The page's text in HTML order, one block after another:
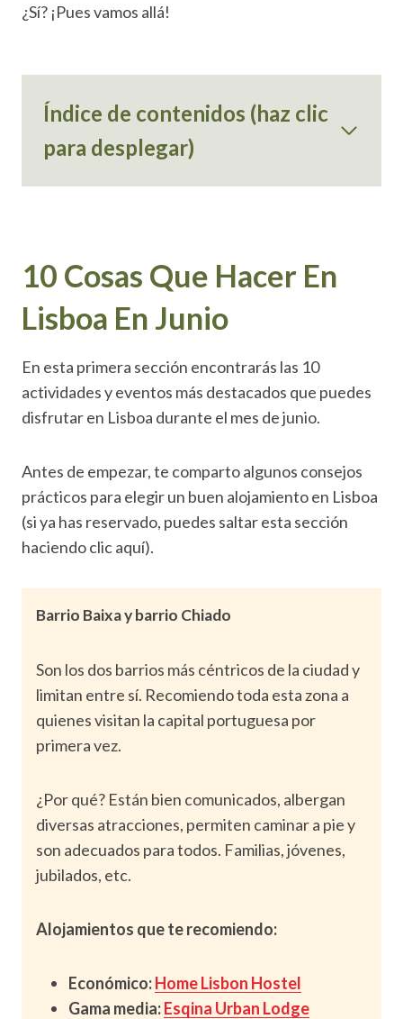
¿Sí? ¡Pues vamos allá!
Índice de contenidos (haz clic
para desplegar)
10 Cosas Que Hacer En
Lisboa En Junio
En esta primera sección encontrarás las 10
actividades y eventos más destacados que puedes
disfrutar en Lisboa durante el mes de junio.
Antes de empezar, te comparto algunos consejos
prácticos para elegir un buen alojamiento en Lisboa
(si ya has reservado, puedes saltar esta sección
haciendo clic aquí).
Barrio Baixa y barrio Chiado
Son los dos barrios más céntricos de la ciudad y
limitan entre sí. Recomiendo toda esta zona a
quienes visitan la capital portuguesa por
primera vez.
¿Por qué? Están bien comunicados, albergan
diversas atracciones, permiten caminar a pie y
son adecuados para todos. Familias, jóvenes,
jubilados, etc.
Alojamientos que te recomiendo:
Económico:Home Lisbon Hostel
Gama media:Esqina Urban Lodge